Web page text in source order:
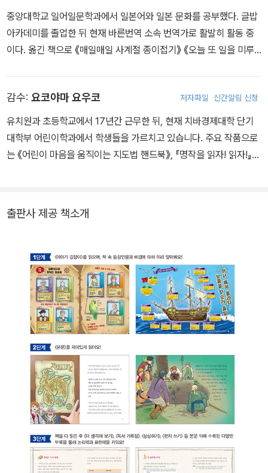
들 로이드와 그림을 그리다가 『보물섬』을 집필했다. 이후 어린이 책
을 내다가 1886년 자신이 꾼 꿈을 바탕으로 쓴 『지킬 박사와 하이드
씨』를 출간해 즉각적인 성공을 거두었다. 1890년 건강이 악화한 스
티븐슨은 남태평양의 사모아로 이주해 원주민들의 사랑을 받으며 여
생을 보냈다. 1894년 44세의 나이에 뇌출혈로 사망했다. 「자살 클
겼다.
중앙대학교 일어일문학과에서 일본어와 일본 문화를 공부했다. 글밥
아카데미를 졸업한 뒤 현재 바른번역 소속 번역가로 활발히 활동 중
이다. 옮긴 책으로 《매일매일 사계절 종이접기》 《오늘 또 일을 미루
감수: 요코야마 요우코 저자파일 신간알림 신청
유치원과 초등학교에서 17년간 근무한 뒤, 현재 치바경제대학 단기
대학부 어린이학과에서 학생들을 가르치고 있습니다. 주요 작품으로
는 《어린이 마음을 움직이는 지도법 핸드북》, 『명작을 읽자! 읽자!』
출판사 제공 책소개